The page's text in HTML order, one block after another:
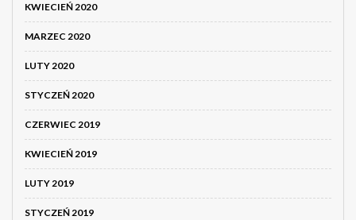
KWIECIEŃ 2020
MARZEC 2020
LUTY 2020
STYCZEŃ 2020
CZERWIEC 2019
KWIECIEŃ 2019
LUTY 2019
STYCZEŃ 2019